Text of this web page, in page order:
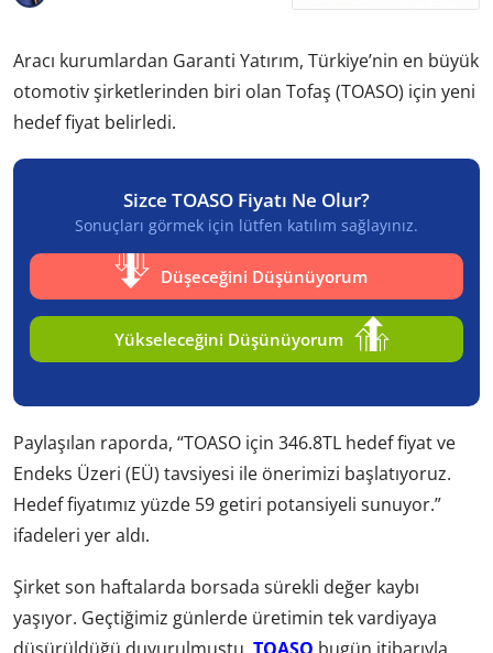
Aracı kurumlardan Garanti Yatırım, Türkiye’nin en büyük
otomotiv şirketlerinden biri olan Tofaş (TOASO) için yeni
hedef fiyat belirledi.
Sizce TOASO Fiyatı Ne Olur?
Sonuçları görmek için lütfen katılım sağlayınız.
Düşeceğini Düşünüyorum
Yükseleceğini Düşünüyorum
Paylaşılan raporda, “TOASO için 346.8TL hedef fiyat ve
Endeks Üzeri (EÜ) tavsiyesi ile önerimizi başlatıyoruz.
Hedef fiyatımız yüzde 59 getiri potansiyeli sunuyor.”
ifadeleri yer aldı.
Şirket son haftalarda borsada sürekli değer kaybı
yaşıyor. Geçtiğimiz günlerde üretimin tek vardiyaya